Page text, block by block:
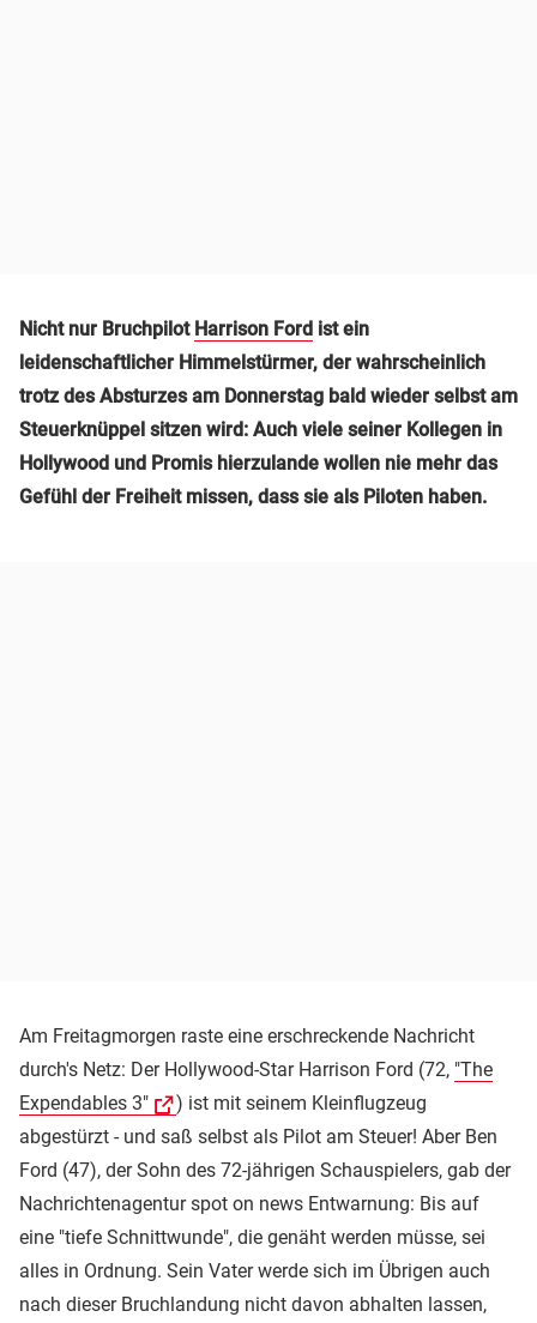
Nicht nur Bruchpilot Harrison Ford ist ein
leidenschaftlicher Himmelstürmer, der wahrscheinlich
trotz des Absturzes am Donnerstag bald wieder selbst am
Steuerknüppel sitzen wird: Auch viele seiner Kollegen in
Hollywood und Promis hierzulande wollen nie mehr das
Gefühl der Freiheit missen, dass sie als Piloten haben.
Am Freitagmorgen raste eine erschreckende Nachricht
durch's Netz: Der Hollywood-Star Harrison Ford (72, "The
Expendables 3"
) ist mit seinem Kleinflugzeug
abgestürzt - und saß selbst als Pilot am Steuer! Aber Ben
Ford (47), der Sohn des 72-jährigen Schauspielers, gab der
Nachrichtenagentur spot on news Entwarnung: Bis auf
eine "tiefe Schnittwunde", die genäht werden müsse, sei
alles in Ordnung. Sein Vater werde sich im Übrigen auch
nach dieser Bruchlandung nicht davon abhalten lassen,